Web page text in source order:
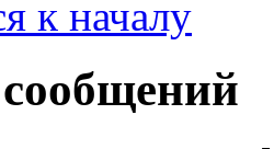
к началу